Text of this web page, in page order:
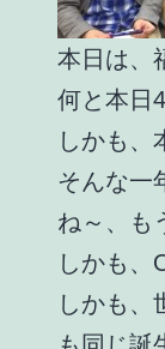
本日は、
何と本日
しかも、
そんな一
ね～、も
しかも、
しかも、